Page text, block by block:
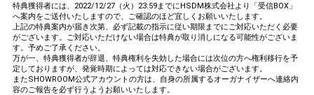
特典獲得者には、2022/12/27（火）23:59までにHSDM株式会社より「受信BOX」
へ案内をご送付いたしますので、ご確認のほど宜しくお願いいたします。
上記の特典案内が届き次第、必ず記載の指示に従い期限までにご対応いただく必要
がございます。ご対応いただけない場合は特典が取り消しになる可能性がございま
す。予めご了承ください。
万が一、特典獲得者が辞退、特典権利を失効した場合には次位の方へ権利移行を予
定しておりますが、発覚時期によっては対応できない場合がございます。
またSHOWROOM公式アカウントの方は、自身の所属するオーガナイザーへ連絡内
容のご報告を必ず行うようお願いいたします。